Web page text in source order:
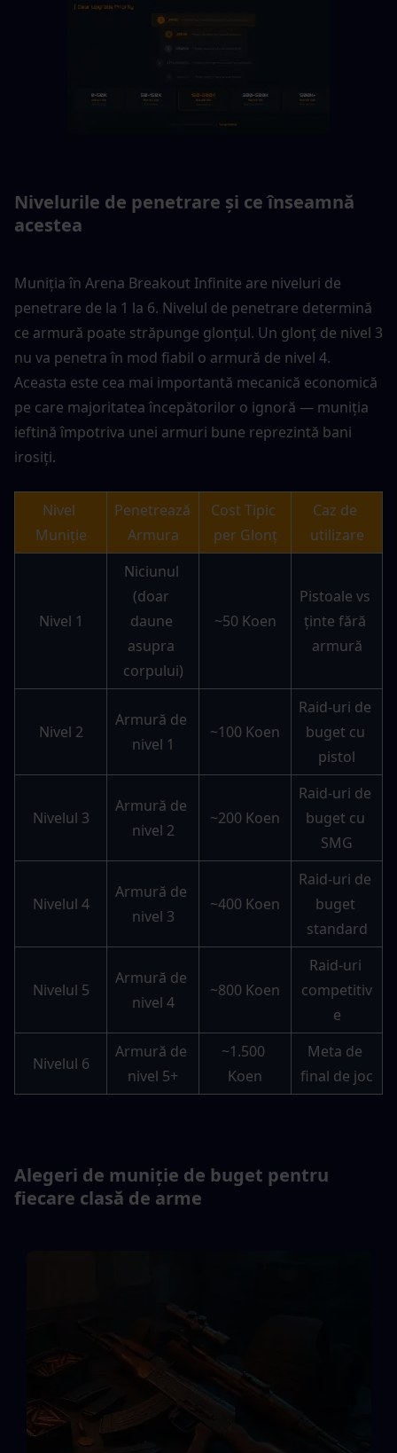
Nivelurile de penetrare și ce înseamnă
acestea
Muniția în Arena Breakout Infinite are niveluri de
penetrare de la 1 la 6. Nivelul de penetrare determină
ce armură poate străpunge glonțul. Un glonț de nivel 3
nu va penetra în mod fiabil o armură de nivel 4.
Aceasta este cea mai importantă mecanică economică
pe care majoritatea începătorilor o ignoră — muniția
ieftină împotriva unei armuri bune reprezintă bani
irosiți.
Nivel
Muniție
Penetrează
Armura
Cost Tipic
per Glonț
Caz de
utilizare
Nivel 1
Niciunul
(doar
daune
asupra
corpului)
~50 Koen
Pistoale vs
ținte fără
armură
Nivel 2
Armură de
nivel 1
~100 Koen
Raid-uri de
buget cu
pistol
Nivelul 3
Armură de
nivel 2
~200 Koen
Raid-uri de
buget cu
SMG
Nivelul 4
Armură de
nivel 3
~400 Koen
Raid-uri de
buget
standard
Nivelul 5
Armură de
nivel 4
~800 Koen
Raid-uri
competitiv
e
Nivelul 6
Armură de
nivel 5+
~1.500
Koen
Meta de
final de joc
Alegeri de muniție de buget pentru
fiecare clasă de arme